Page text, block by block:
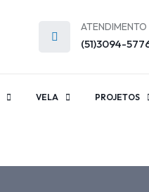
ATENDIMENTO
(51)3094-
VELA PROJETOS